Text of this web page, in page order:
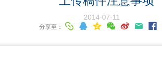
2014-07-11
分享至：